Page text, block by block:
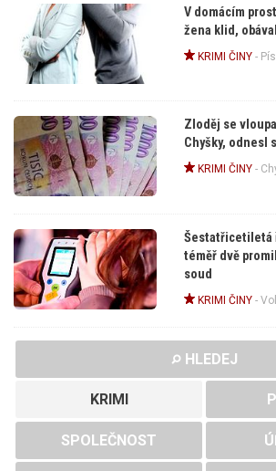
V domácím
žena klid,
KRIMI ČINY-
Zloděj se
Chyšky, odnesl
KRIMI ČINY-
Šestatřicetiletá
téměř dvě
soud
KRIMI ČINY-
HLEDEJ
KRIMI
SPOLEČNOST